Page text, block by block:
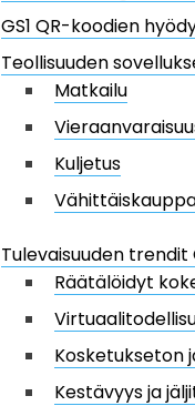
GS1 QR-koodien
Teollisuuden
Matkailu
Kuljetus
Tulevaisuuden trendit
Räätälöidyt
Kosketukseton
Kestävyys ja